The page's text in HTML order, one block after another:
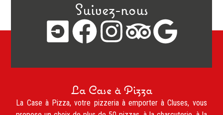
Suivez-nous
La Case à Pizza
La Case à Pizza, votre pizzeria à emporter à Cluses, vous